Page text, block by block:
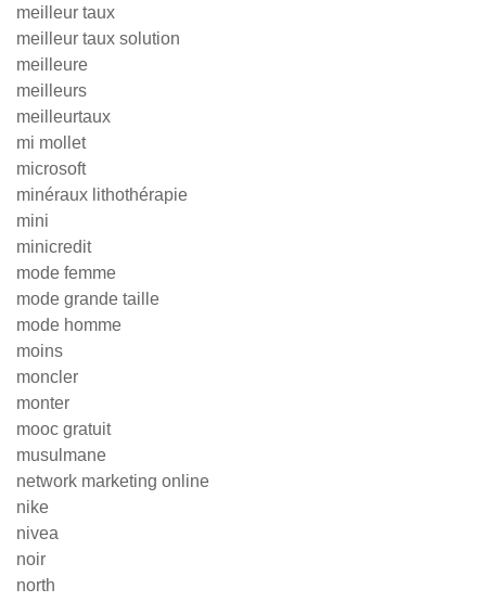
meilleur taux
meilleur taux solution
meilleure
meilleurs
meilleurtaux
mi mollet
microsoft
minéraux lithothérapie
mini
minicredit
mode femme
mode grande taille
mode homme
moins
moncler
monter
mooc gratuit
musulmane
network marketing online
nike
nivea
noir
north